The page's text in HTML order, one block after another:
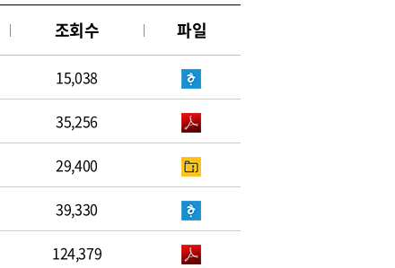
조회수 파일
15,038
35,256
29,400
39,330
124,379